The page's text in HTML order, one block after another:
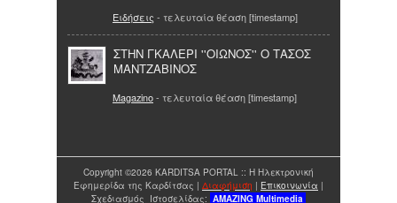
Ειδήσεις - τελευταία θέαση [timestamp]
ΣΤΗΝ ΓΚΑΛΕΡΙ ''ΟΙΩΝΟΣ'' Ο ΤΑΣΟΣ
ΜΑΝΤΖΑΒΙΝΟΣ
Magazino- τελευταία θέαση [timestamp]
Copyright ©2026 KARDITSA PORTAL :: Η Ηλεκτρονική
Εφημερίδα της Καρδίτσας | Διαφήμιση | Επικοινωνία |
Σχεδιασμός Ιστοσελίδας: AMAZING Multimedia